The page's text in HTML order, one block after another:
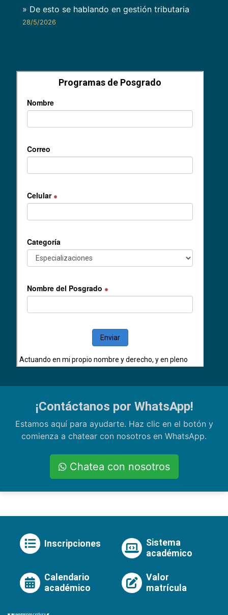
» De esto se hablando en gestión tributaria
28/5/2026
¡Contáctanos por WhatsApp!
Estamos aquí para ayudarte. Haz clic en el botón y
comienza a chatear con nosotros en WhatsApp.
Chatea con nosotros
Inscripciones
Sistema
académico
Calendario
académico
Valor
matrícula